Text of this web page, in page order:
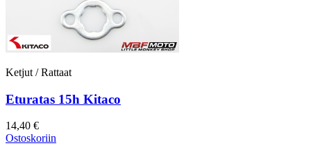
Ketjut / Rattaat
Eturatas 15h Kitaco
14,40 €
Ostoskoriin